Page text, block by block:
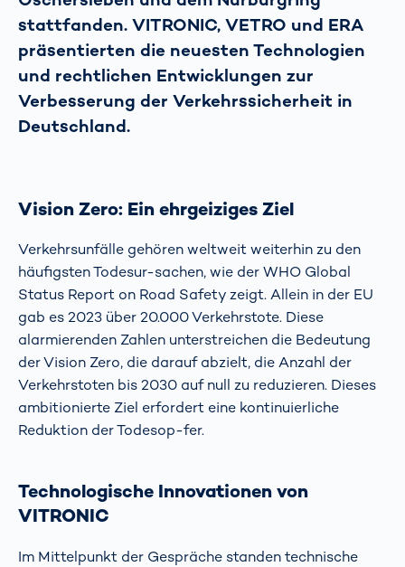
stattfanden. VITRONIC, VETRO und ERA
präsentierten die neuesten Technologien
und rechtlichen Entwicklungen zur
Verbesserung der Verkehrssicherheit in
Deutschland.
Vision Zero: Ein ehrgeiziges Ziel
Verkehrsunfälle gehören weltweit weiterhin zu den
häufigsten Todesur-sachen, wie der WHO Global
Status Report on Road Safety zeigt. Allein in der EU
gab es 2023 über 20.000 Verkehrstote. Diese
alarmierenden Zahlen unterstreichen die Bedeutung
der Vision Zero, die darauf abzielt, die Anzahl der
Verkehrstoten bis 2030 auf null zu reduzieren. Dieses
ambitionierte Ziel erfordert eine kontinuierliche
Reduktion der Todesop-fer.
Technologische Innovationen von
VITRONIC
Im Mittelpunkt der Gespräche standen technische